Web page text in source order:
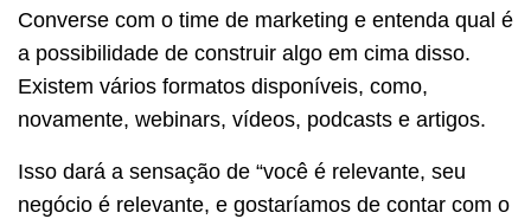
Converse com o time de marketing e entenda qual é
a possibilidade de construir algo em cima disso.
Existem vários formatos disponíveis, como,
novamente, webinars, vídeos, podcasts e artigos.
Isso dará a sensação de “você é relevante, seu
negócio é relevante, e gostaríamos de contar com o